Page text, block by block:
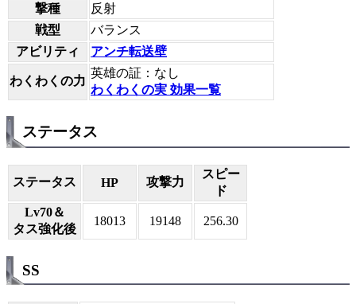
撃種
反射
戦型
バランス
アビリティ
アンチ転送壁
わくわくの力
英雄の証：なし
わくわくの実 効果一覧
ステータス
ステータス HP 攻撃力
スピー
ド
Lv70＆
タス強化後
18013 19148 256.30
SS